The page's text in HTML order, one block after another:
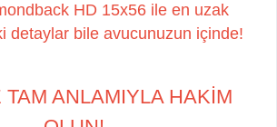
HD 15x56 ile en uzak
detaylar bile avucunuzun içinde!
ANLAMIYLA HAKİM